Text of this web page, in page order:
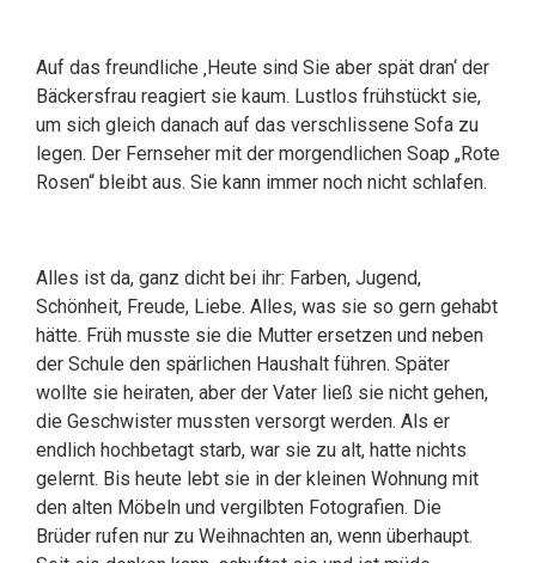
Auf das freundliche ‚Heute sind Sie aber spät dran‘ der
Bäckersfrau reagiert sie kaum. Lustlos frühstückt sie,
um sich gleich danach auf das verschlissene Sofa zu
legen. Der Fernseher mit der morgendlichen Soap „Rote
Rosen“ bleibt aus. Sie kann immer noch nicht schlafen.
Alles ist da, ganz dicht bei ihr: Farben, Jugend,
Schönheit, Freude, Liebe. Alles, was sie so gern gehabt
hätte. Früh musste sie die Mutter ersetzen und neben
der Schule den spärlichen Haushalt führen. Später
wollte sie heiraten, aber der Vater ließ sie nicht gehen,
die Geschwister mussten versorgt werden. Als er
endlich hochbetagt starb, war sie zu alt, hatte nichts
gelernt. Bis heute lebt sie in der kleinen Wohnung mit
den alten Möbeln und vergilbten Fotografien. Die
Brüder rufen nur zu Weihnachten an, wenn überhaupt.